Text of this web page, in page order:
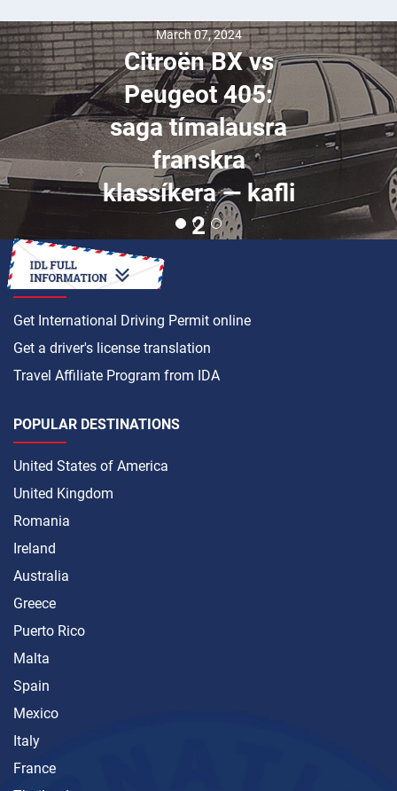
March 07, 2024
Citroën BX vs
Peugeot 405:
saga tímalausra
franskra
klassíkera — kafli
2
HOW TO
Get International Driving Permit online
Get a driver's license translation
Travel Affiliate Program from IDA
POPULAR DESTINATIONS
United States of America
United Kingdom
Romania
Ireland
Australia
Greece
Puerto Rico
Malta
Spain
Mexico
Italy
France